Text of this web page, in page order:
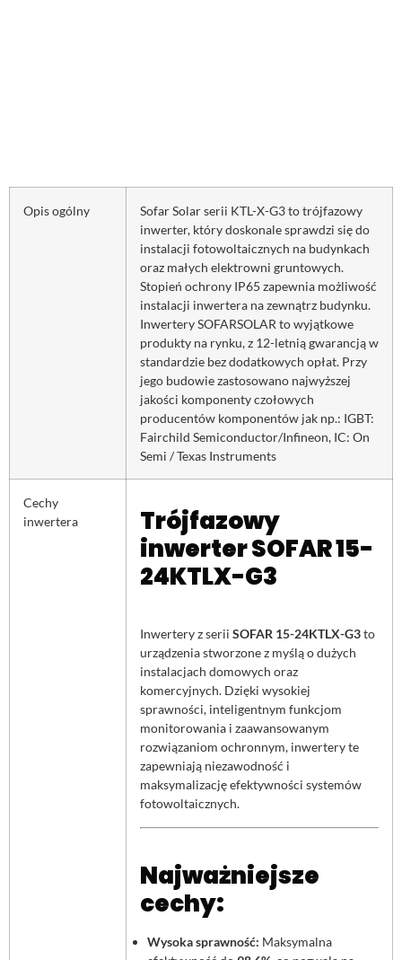
Opis ogólny
Sofar Solar serii KTL-X-G3 to trójfazowy
inwerter, który doskonale sprawdzi się do
instalacji fotowoltaicznych na budynkach
oraz małych elektrowni gruntowych.
Stopień ochrony IP65 zapewnia możliwość
instalacji inwertera na zewnątrz budynku.
Inwertery SOFARSOLAR to wyjątkowe
produkty na rynku, z 12-letnią gwarancją w
standardzie bez dodatkowych opłat. Przy
jego budowie zastosowano najwyższej
jakości komponenty czołowych
producentów komponentów jak np.: IGBT:
Fairchild Semiconductor/Infineon, IC: On
Semi / Texas Instruments
Cechy
inwertera
Trójfazowy
inwerter SOFAR 15-
24KTLX-G3
Inwertery z serii SOFAR 15-24KTLX-G3to
urządzenia stworzone z myślą o dużych
instalacjach domowych oraz
komercyjnych. Dzięki wysokiej
sprawności, inteligentnym funkcjom
monitorowania i zaawansowanym
rozwiązaniom ochronnym, inwertery te
zapewniają niezawodność i
maksymalizację efektywności systemów
fotowoltaicznych.
Najważniejsze
cechy:
Wysoka sprawność: Maksymalna